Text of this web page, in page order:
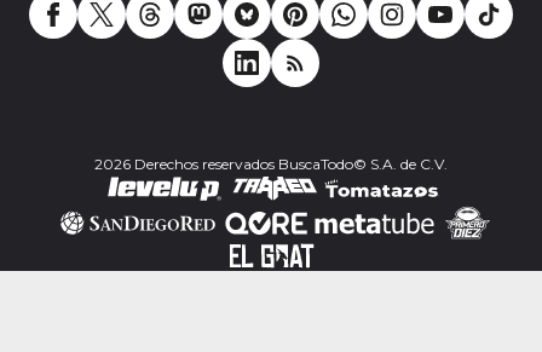
2026 Derechos reservados BuscaTodo© S.A. de C.V.